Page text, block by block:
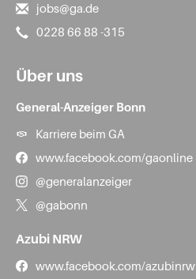
jobs@ga.de
0228 66 88 -315
Über uns
General-Anzeiger Bonn
Karriere beim GA
www.facebook.com/gaonline
@generalanzeiger
@gabonn
Azubi NRW
www.facebook.com/azubinrw